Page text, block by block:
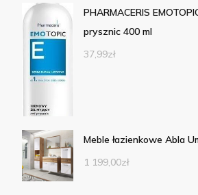
PHARMACERIS
prysznic 400 ml
37,99zł
Meble łazienkowe Abla
1 199,00zł